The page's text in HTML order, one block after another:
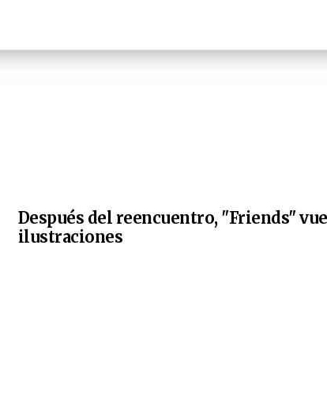
Después del reencuentro, "Friends"
ilustraciones